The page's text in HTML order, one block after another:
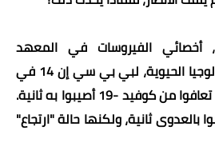
أخصائي الفيروسات في المعهد
الإسباني الوطني للتكنولوجيا الحيوية، لبي بي سي إن 14 في
المئة من المرضى الذين تعافوا من كوفيد -19 أصيبوا به ثانية.
ثانية، ولكنها حالة "ارتجاع"